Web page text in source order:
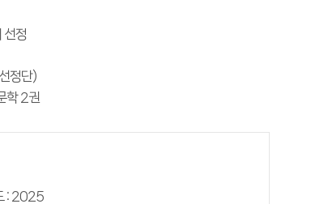
선정
정단)
학 2권
: 2025